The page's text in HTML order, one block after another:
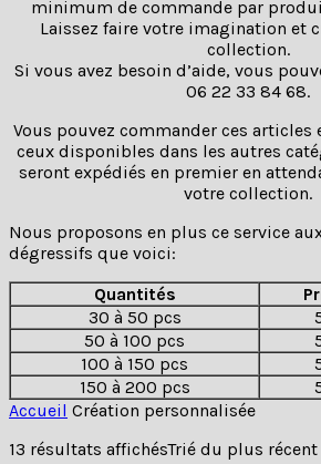
minimum de commande par
Laissez faire votre imagination et
collection.
Si vous avez besoin d’aide, vous
06 22 33 84 68.
Vous pouvez commander ces articles
ceux disponibles dans les autres
seront expédiés en premier en
votre collection.
Nous proposons en plus ce service
dégressifs que voici:
Quantités
30 à 50 pcs
50 à 100 pcs
100 à 150 pcs
150 à 200 pcs
Accueil Création personnalisée
13 résultats affichésTrié du plus